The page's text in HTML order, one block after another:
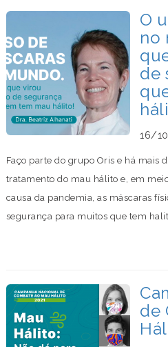
O
no
de
16/
Faço parte do grupo Oris e há mais
tratamento do mau hálito e, em
causa da pandemia, as máscaras
segurança para muitos que tem
de